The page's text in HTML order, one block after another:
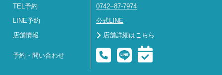
TEL予約 0742−87-7974
LINE予約 公式LINE
店舗情報 店舗詳細はこちら
予約・問い合わせ